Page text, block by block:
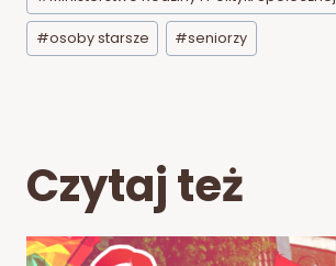
#osoby starsze #seniorzy
Czytaj też